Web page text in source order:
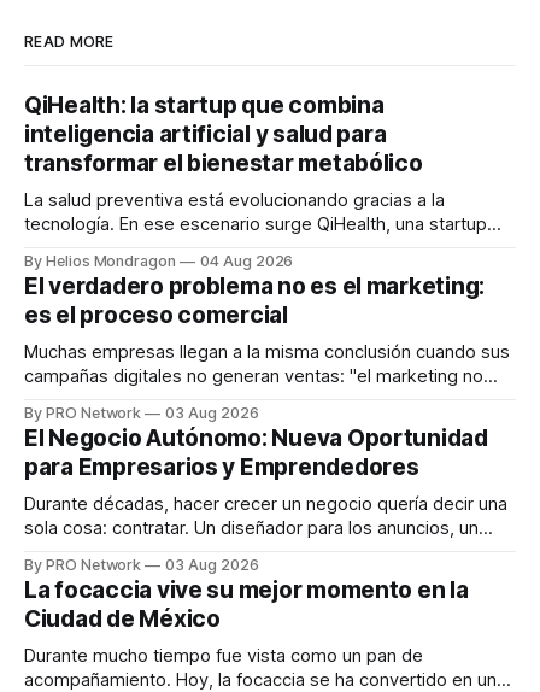
READ MORE
QiHealth: la startup que combina
inteligencia artificial y salud para
transformar el bienestar metabólico
La salud preventiva está evolucionando gracias a la
tecnología. En ese escenario surge QiHealth, una startup
dispositivos inteligentes, inteligencia artificial y monitoreo
en tiempo real para ayudar a las personas a tomar mejores
decisiones sobre su salud metabólica. Su propuesta busca
responder
By Helios Mondragon 04 Aug 2026
El verdadero problema no es el marketing:
es el proceso comercial
Muchas empresas llegan a la misma conclusión cuando sus
campañas digitales no generan ventas: "el marketing no
INTERIUS, el problema suele estar en otro lugar. Durante
una entrevista para el podcast SER PRO, el especialista en
marketing digital explicó que
By PRO Network 03 Aug 2026
El Negocio Autónomo: Nueva Oportunidad
para Empresarios y Emprendedores
Durante décadas, hacer crecer un negocio quería decir una
sola cosa: contratar. Un diseñador para los anuncios, un
para los textos, alguien que supiera de publicidad digital
para encontrar prospectos, un vendedor para atender
llamadas y mensajes, y —con suerte— una persona
By PRO Network 03 Aug 2026
La focaccia vive su mejor momento en la
Ciudad de México
Durante mucho tiempo fue vista como un pan de
acompañamiento. Hoy, la focaccia se ha convertido en uno